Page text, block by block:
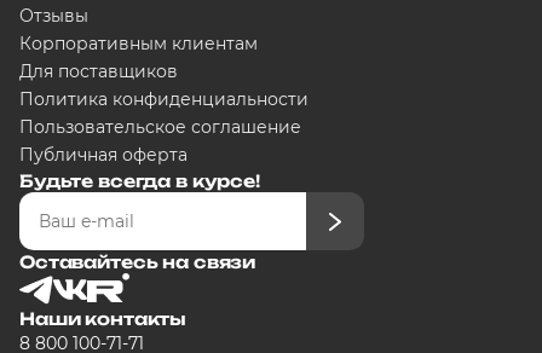
Оставшиеся части будут
графику
Отзывы
Корпоративным клиентам
Для поставщиков
Политика конфиденциальности
Пользовательское соглашение
Публичная оферта
Будьте всегда в курсе!
Оставайтесь на связи
Наши контакты
8 800 100-71-71